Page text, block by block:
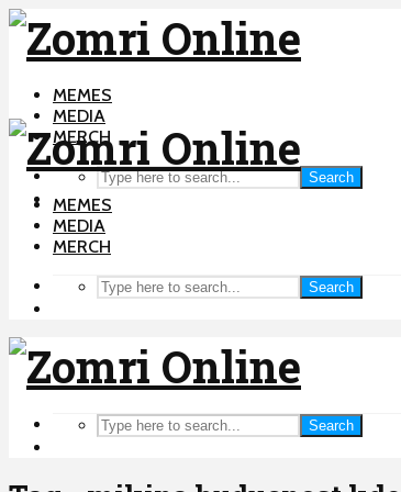
MEMES
MEDIA
MERCH
Search
MEMES
MEDIA
MERCH
Search
Search